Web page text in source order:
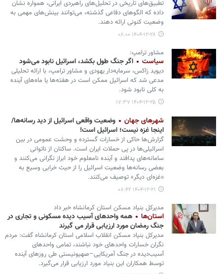
تطبیق‌های تاریخی در تحلیل‌های راهبردی ایرانی، همواره نشان
داده که الگوهای دفاعی گذشته، می‌توانند بینش‌های مهمی به
وضعیت کنونی ارائه دهند.
۱۴۰۴-۱۲-۲۸ ۰۸:۰۰
مشاور ترامپ:
سیاست اگر جنگ طول بکشد، اسرائیل نابود می‌شود
دیوید زاکس، سرمایه‌دار یهودی و مشاور ترامپ، با ارائه تحلیلی
مدعی شد که اسرائیل ممکن است در هفته‌ها یا ماه‌های آینده
به کلی نابود شود.
۱۴۰۴-۱۲-۲۵ ۱۷:۳۷
شهرهای جهان
وضعیت واقعی اسرائیل از دید رسانه‌ها/
اینجا غزه نیست؛ اسرائیل است!
گزارش‌ها حاکی از خسارات گسترده و وحشت عمومی در بین
اسرائیلی‌ها در پی حملات ایران است. ساکنان از ناتوانی
سامانه‌های پدافند و آینده نامعلوم خود ابراز نگرانی می‌کنند و
بعضی رسانه‌ها وضعیت اسرائیل را از حیث خرابی وسیع به
«غزه‌ای دیگر» توصیف می‌کنند.
۱۴۰۴-۱۲-۲۱ ۰۸:۴۲
مدیرکل بنیاد مسکن استان کرمانشاه خبر داد
استان‌ها
همه واحدهای آسیب دیده مسکونی و تجاری در
جنگ رمضان مورد ارزیابی قرار می گیرند
مدیرکل بنیاد مسکن انقلاب اسلامی استان کرمانشاه گفت: مردم
نگران خسارات واحدهای خود نباشند، تمامی واحدهای
آسیب‌دیده در جنگ آمریکایی–صهیونیستی طی روزهای آینده
توسط همکاران این بنیاد مورد ارزیابی قرار می‌گیرد.